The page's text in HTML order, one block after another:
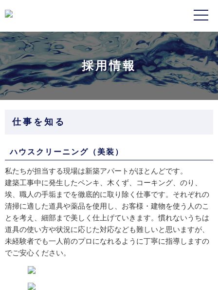
採用情報
仕事を知る
ハウスクリーニング（美装）
私たちが担当する現場は新築アパートがほとんどです。
建築工事中に発生したペンキ、木くず、コーキング、のり、
埃、職人の手垢までを徹底的に取り除く仕事です。それぞれの
清掃に適した道具や薬品を使用し、お客様・建物を使う人のこ
とを考え、細部まで美しく仕上げていきます。慣れないうちは
道具の使い方や状況に応じた対応なども難しいと思いますが、
未経験者でも一人前のプロになれるように丁寧に指導しますの
でご安心ください。